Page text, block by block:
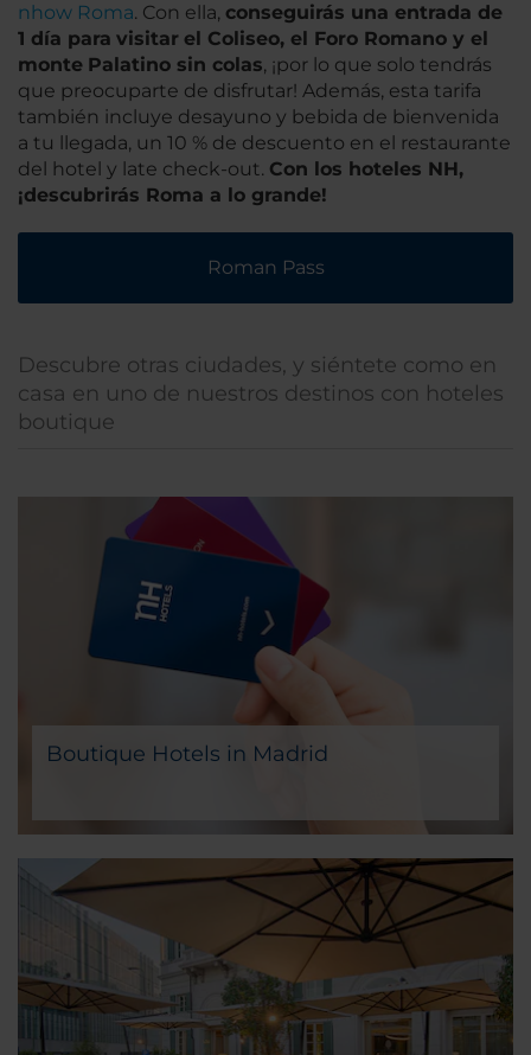
nhow Roma. Con ella, conseguirás una entrada de
1 día para visitar el Coliseo, el Foro Romano y el
monte Palatino sin colas, ¡por lo que solo tendrás
que preocuparte de disfrutar! Además, esta tarifa
también incluye desayuno y bebida de bienvenida
a tu llegada, un 10 % de descuento en el restaurante
del hotel y late check-out. Con los hoteles NH,
¡descubrirás Roma a lo grande!
Roman Pass
Descubre otras ciudades, y siéntete como en
casa en uno de nuestros destinos con hoteles
boutique
Boutique Hotels in Madrid